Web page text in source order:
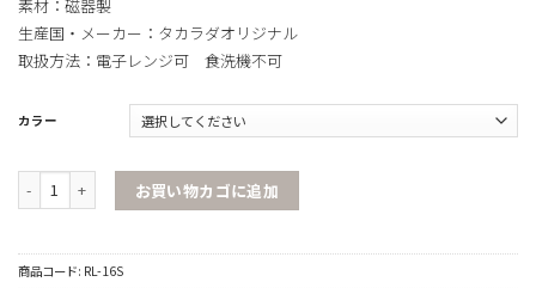
素材：磁器製
生産国・メーカー：タカラダオリジナル
取扱方法：電子レンジ可 食洗機不可
カラー
ロイヤルシリーズ 角皿 16cm個
お買い物カゴに追加
商品コード: RL-16S